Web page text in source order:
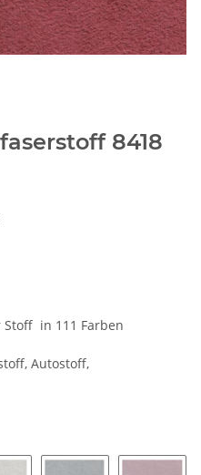
8418
Stoff in 111 Farben
Autostoff,